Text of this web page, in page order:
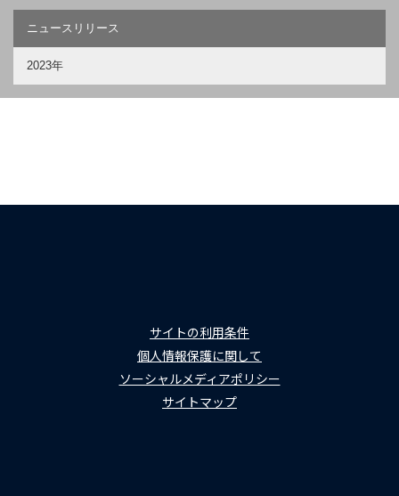
ニュースリリース
2023年
サイトの利用条件
個人情報保護に関して
ソーシャルメディアポリシー
サイトマップ